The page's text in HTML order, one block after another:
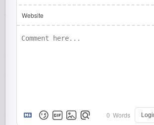
Website
0 Words